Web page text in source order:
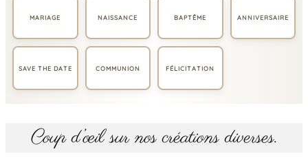
MARIAGE NAISSANCE BAPTÊME ANNIVERSAIRE
SAVE THE DATE COMMUNION FÉLICITATION
Coup d’œil sur nos créations diverses.